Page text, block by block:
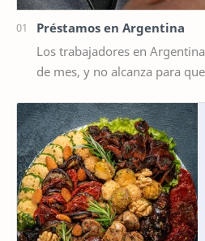
Préstamos en Argentina
Los trabajadores en
de mes, y no alcanza para